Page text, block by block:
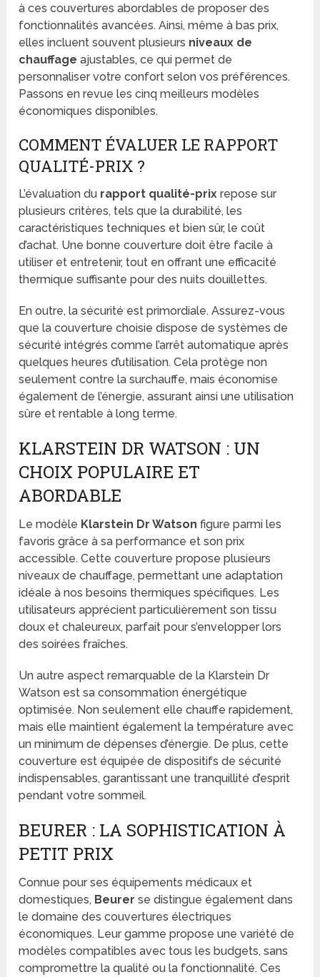
à ces couvertures abordables de proposer des
fonctionnalités avancées. Ainsi, même à bas prix,
elles incluent souvent plusieurs niveaux de
chauffage ajustables, ce qui permet de
personnaliser votre confort selon vos préférences.
Passons en revue les cinq meilleurs modèles
économiques disponibles.
COMMENT ÉVALUER LE RAPPORT
QUALITÉ-PRIX ?
L’évaluation du rapport qualité-prix repose sur
plusieurs critères, tels que la durabilité, les
caractéristiques techniques et bien sûr, le coût
d’achat. Une bonne couverture doit être facile à
utiliser et entretenir, tout en offrant une efficacité
thermique suffisante pour des nuits douillettes.
En outre, la sécurité est primordiale. Assurez-vous
que la couverture choisie dispose de systèmes de
sécurité intégrés comme l’arrêt automatique après
quelques heures d’utilisation. Cela protège non
seulement contre la surchauffe, mais économise
également de l’énergie, assurant ainsi une utilisation
sûre et rentable à long terme.
KLARSTEIN DR WATSON : UN
CHOIX POPULAIRE ET
ABORDABLE
Le modèle Klarstein Dr Watson figure parmi les
favoris grâce à sa performance et son prix
accessible. Cette couverture propose plusieurs
niveaux de chauffage, permettant une adaptation
idéale à nos besoins thermiques spécifiques. Les
utilisateurs apprécient particulièrement son tissu
doux et chaleureux, parfait pour s’envelopper lors
des soirées fraîches.
Un autre aspect remarquable de la Klarstein Dr
Watson est sa consommation énergétique
optimisée. Non seulement elle chauffe rapidement,
mais elle maintient également la température avec
un minimum de dépenses d’énergie. De plus, cette
couverture est équipée de dispositifs de sécurité
indispensables, garantissant une tranquillité d’esprit
pendant votre sommeil.
BEURER : LA SOPHISTICATION À
PETIT PRIX
Connue pour ses équipements médicaux et
domestiques, Beurer se distingue également dans
le domaine des couvertures électriques
économiques. Leur gamme propose une variété de
modèles compatibles avec tous les budgets, sans
compromettre la qualité ou la fonctionnalité. Ces